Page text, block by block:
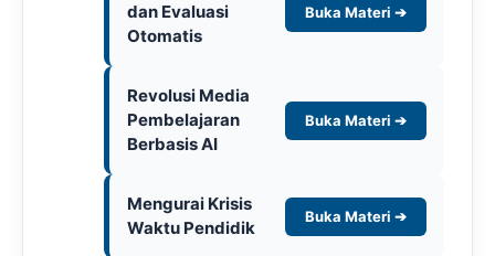
dan Evaluasi
Otomatis
Buka Materi ➔
Revolusi Media
Pembelajaran
Berbasis AI
Buka Materi ➔
Mengurai Krisis
Waktu Pendidik
Buka Materi ➔